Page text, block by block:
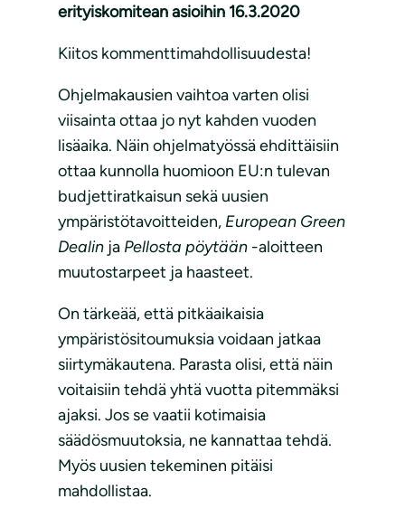
erityiskomitean asioihin 16.3.2020
Kiitos kommenttimahdollisuudesta!
Ohjelmakausien vaihtoa varten olisi
viisainta ottaa jo nyt kahden vuoden
lisäaika. Näin ohjelmatyössä ehdittäisiin
ottaa kunnolla huomioon EU:n tulevan
budjettiratkaisun sekä uusien
ympäristötavoitteiden, European Green
Dealin ja Pellosta pöytään -aloitteen
muutostarpeet ja haasteet.
On tärkeää, että pitkäaikaisia
ympäristösitoumuksia voidaan jatkaa
siirtymäkautena. Parasta olisi, että näin
voitaisiin tehdä yhtä vuotta pitemmäksi
ajaksi. Jos se vaatii kotimaisia
säädösmuutoksia, ne kannattaa tehdä.
Myös uusien tekeminen pitäisi
mahdollistaa.